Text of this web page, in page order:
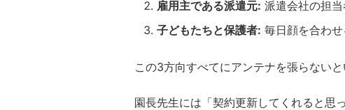
雇用主である派遣元: 派遣会社の担
子どもたちと保護者: 毎日顔を合わ
この3方向すべてにアンテナを張らない
園長先生には「契約更新してくれると思